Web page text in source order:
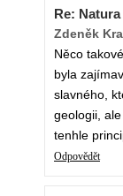
Re:
Zdeněk
Něco
byla
slavného,
geologii,
tenhle
Odpovědět